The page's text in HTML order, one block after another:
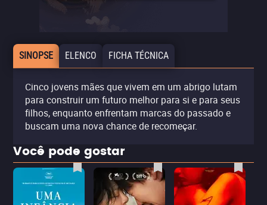
SINOPSE ELENCO FICHA TÉCNICA
Cinco jovens mães que vivem em um abrigo lutam
para construir um futuro melhor para si e para seus
filhos, enquanto enfrentam marcas do passado e
buscam uma nova chance de recomeçar.
Você pode gostar